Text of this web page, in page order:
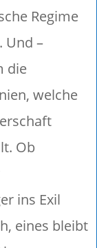
Regime
Und –
die
welche
Ob
ins Exil
eines bleibt